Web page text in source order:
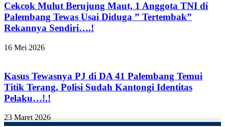
Cekcok Mulut Berujung Maut, 1 Anggota TNI di
Palembang Tewas Usai Diduga ” Tertembak”
Rekannya Sendiri….!
16 Mei 2026
Kasus Tewasnya PJ di DA 41 Palembang Temui
Titik Terang, Polisi Sudah Kantongi Identitas
Pelaku…!.!
23 Maret 2026